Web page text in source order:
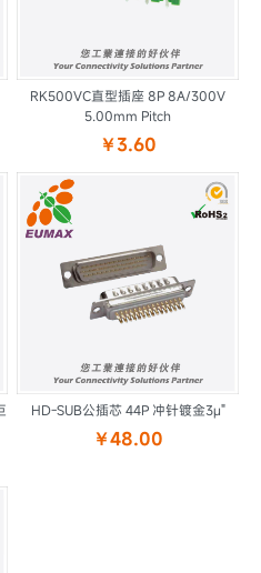
RK500VC直型插座 8P 8A/300V
5.00mm Pitch
￥3.60
HD-SUB公插芯 44P 冲针镀金3μ"
￥48.00